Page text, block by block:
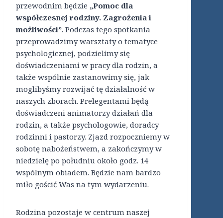
przewodnim będzie „Pomoc dla
współczesnej rodziny. Zagrożenia i
możliwości”. Podczas tego spotkania
przeprowadzimy warsztaty o tematyce
psychologicznej, podzielimy się
doświadczeniami w pracy dla rodzin, a
także wspólnie zastanowimy się, jak
moglibyśmy rozwijać tę działalność w
naszych zborach. Prelegentami będą
doświadczeni animatorzy działań dla
rodzin, a także psychologowie, doradcy
rodzinni i pastorzy. Zjazd rozpoczniemy w
sobotę nabożeństwem, a zakończymy w
niedzielę po południu około godz. 14
wspólnym obiadem. Będzie nam bardzo
miło gościć Was na tym wydarzeniu.
Rodzina pozostaje w centrum naszej